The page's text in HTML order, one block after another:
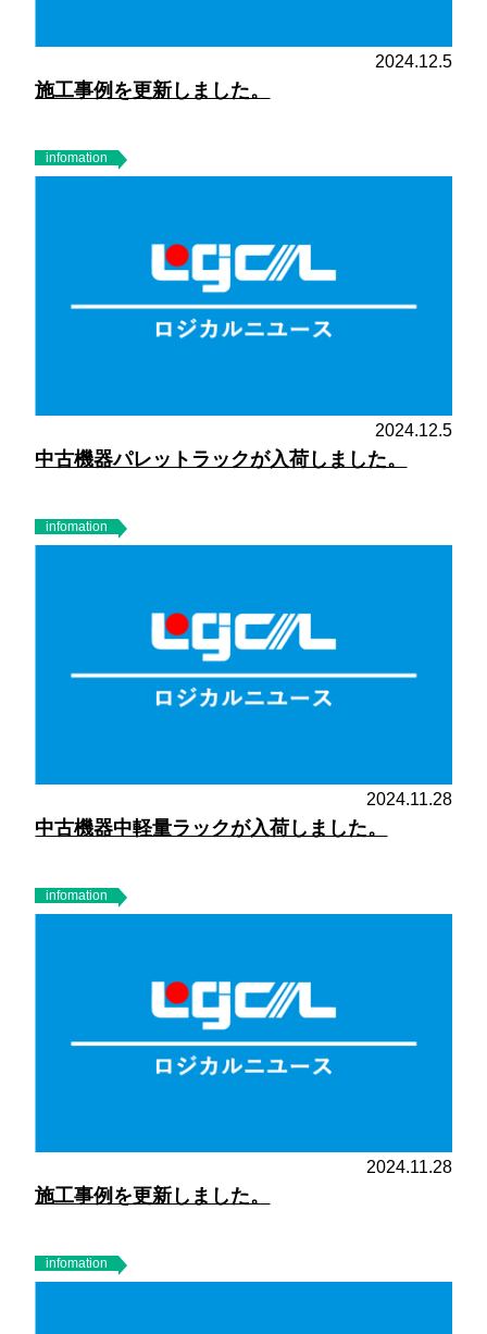
2024.12.5
施工事例を更新しました。
infomation
2024.12.5
中古機器パレットラックが入荷しました。
infomation
2024.11.28
中古機器中軽量ラックが入荷しました。
infomation
2024.11.28
施工事例を更新しました。
infomation